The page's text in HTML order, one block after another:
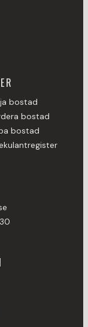
bostad
bostad
bostad